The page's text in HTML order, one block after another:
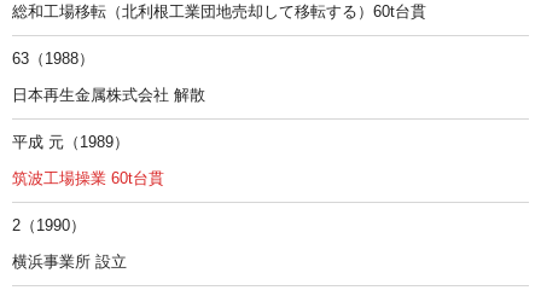
総和工場移転（北利根工業団地売却して移転する）60t台貫
63（1988）
日本再生金属株式会社 解散
平成 元（1989）
筑波工場操業 60t台貫
2（1990）
横浜事業所 設立